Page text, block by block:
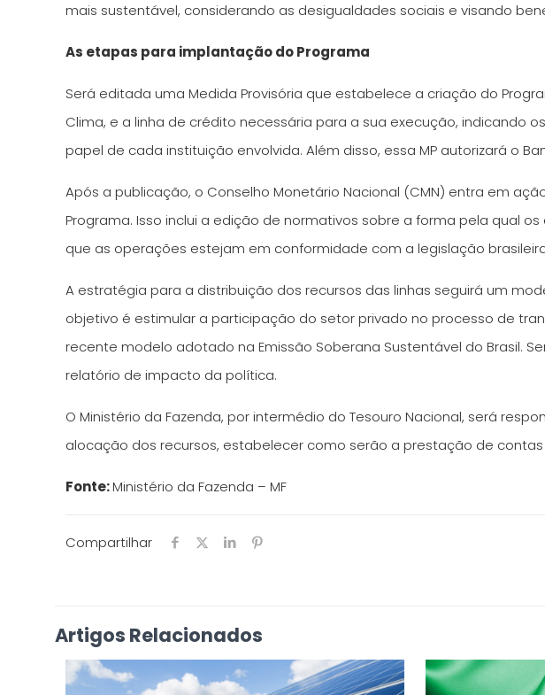
mais sustentável, considerando as desigualdades sociais e visando
As etapas para implantação do Programa
Será editada uma Medida Provisória que estabelece a criação do
Clima, e a linha de crédito necessária para a sua execução, indicando
papel de cada instituição envolvida. Além disso, essa MP autorizará o
Após a publicação, o Conselho Monetário Nacional (CMN) entra em
Programa. Isso inclui a edição de normativos sobre a forma pela qual
que as operações estejam em conformidade com a legislação
A estratégia para a distribuição dos recursos das linhas seguirá um
objetivo é estimular a participação do setor privado no processo de
recente modelo adotado na Emissão Soberana Sustentável do Brasil.
relatório de impacto da política.
O Ministério da Fazenda, por intermédio do Tesouro Nacional, será
alocação dos recursos, estabelecer como serão a prestação de
Fonte:Ministério da Fazenda – MF
Compartilhar
Artigos Relacionados